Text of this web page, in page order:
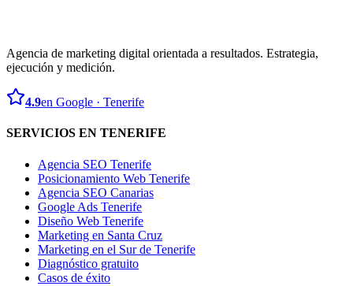
Agencia de marketing digital orientada a resultados. Estrategia,
ejecución y medición.
4.9en Google · Tenerife
SERVICIOS EN TENERIFE
Agencia SEO Tenerife
Posicionamiento Web Tenerife
Agencia SEO Canarias
Google Ads Tenerife
Diseño Web Tenerife
Marketing en Santa Cruz
Marketing en el Sur de Tenerife
Diagnóstico gratuito
Casos de éxito